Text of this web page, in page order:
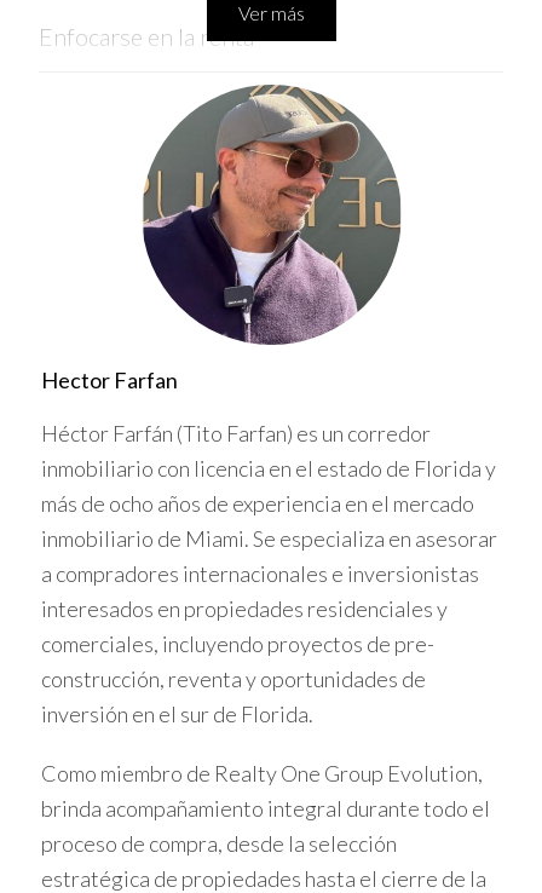
Enfocarse en la renta
recurrentes pueden compensar la reducción temporal
en el valor del inmueble, manteniendo un flujo positivo.
Mantener la inversión a largo plazo
La paciencia es clave; esperar la recuperación del
mercado puede resultar en ganancias superiores a corto
Diversificar el portafolio
reduce riesgos y permite equilibrar pérdidas temporales.
Tener una estrategia sólida ayuda a navegar mejor
los momentos difíciles del mercado.
RECUPERACIÓN HISTÓRICA
DEL MERCADO EN MIAMI
y fluctuaciones inmobiliarias. Tras caídas significativas, el
mercado suele recuperarse en un periodo relativamente
corto, impulsado por su atractivo turístico, económico y
cultural.
Ver más
Hector Farfan
Héctor Farfán (Tito Farfan) es un corredor
inmobiliario con licencia en el estado de Florida y
más de ocho años de experiencia en el mercado
inmobiliario de Miami. Se especializa en asesorar
a compradores internacionales e inversionistas
interesados en propiedades residenciales y
comerciales, incluyendo proyectos de pre-
construcción, reventa y oportunidades de
inversión en el sur de Florida.
Como miembro de Realty One Group Evolution,
brinda acompañamiento integral durante todo el
proceso de compra, desde la selección
estratégica de propiedades hasta el cierre de la